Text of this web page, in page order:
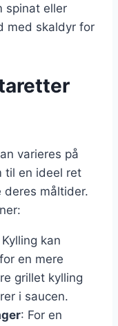
spinat eller
med skaldyr for
varieres på
til en ideel ret
deres måltider.
Kylling kan
en mere
grillet kylling
i saucen.
: For en